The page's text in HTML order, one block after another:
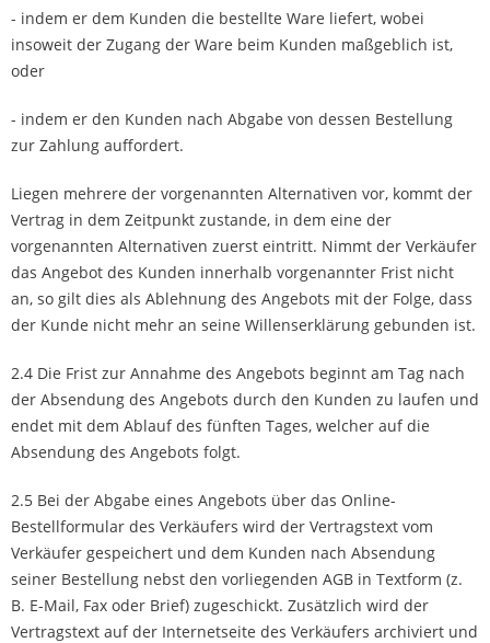
- indem er dem Kunden die bestellte Ware liefert, wobei
insoweit der Zugang der Ware beim Kunden maßgeblich ist,
oder
- indem er den Kunden nach Abgabe von dessen Bestellung
zur Zahlung auffordert.
Liegen mehrere der vorgenannten Alternativen vor, kommt der
Vertrag in dem Zeitpunkt zustande, in dem eine der
vorgenannten Alternativen zuerst eintritt. Nimmt der Verkäufer
das Angebot des Kunden innerhalb vorgenannter Frist nicht
an, so gilt dies als Ablehnung des Angebots mit der Folge, dass
der Kunde nicht mehr an seine Willenserklärung gebunden ist.
2.4 Die Frist zur Annahme des Angebots beginnt am Tag nach
der Absendung des Angebots durch den Kunden zu laufen und
endet mit dem Ablauf des fünften Tages, welcher auf die
Absendung des Angebots folgt.
2.5 Bei der Abgabe eines Angebots über das Online-
Bestellformular des Verkäufers wird der Vertragstext vom
Verkäufer gespeichert und dem Kunden nach Absendung
seiner Bestellung nebst den vorliegenden AGB in Textform (z.
B. E-Mail, Fax oder Brief) zugeschickt. Zusätzlich wird der
Vertragstext auf der Internetseite des Verkäufers archiviert und